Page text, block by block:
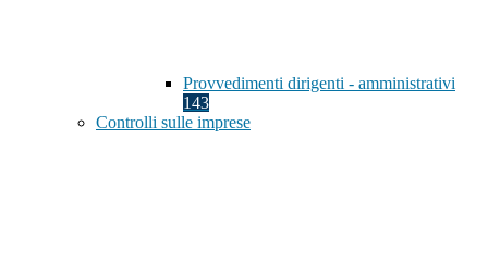
Provvedimenti dirigenti - amministrativi
143
Controlli sulle imprese